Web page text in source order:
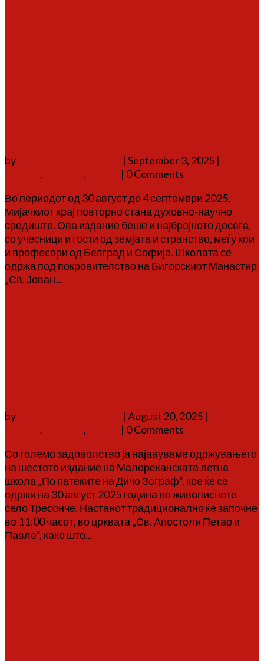
by | September 3, 2025 |
, ,
| 0 Comments
Во периодот од 30 август до 4 септември 2025,
Мијачкиот крај повторно стана духовно-научно
средиште. Ова издание беше и најбројното досега,
со учесници и гости од земјата и странство, меѓу кои
и професори од Белград и Софија. Школата се
одржа под покровителство на Бигорскиот Манастир
„Св. Јован...
by | August 20, 2025 |
, ,
| 0 Comments
Со големо задоволство ја најавуваме одржувањето
на шестото издание на Малореканската летна
школа „По патеките на Дичо Зограф“, кое ќе се
одржи на 30 август 2025 година во живописното
село Тресонче. Настанот традиционално ќе започне
во 11:00 часот, во црквата „Св. Апостоли Петар и
Павле“, како што...